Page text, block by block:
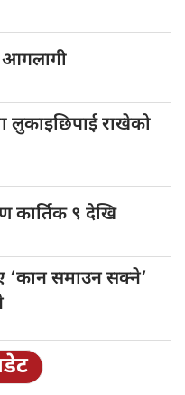
आगलागी
लुकाइछिपाई राखेको
कार्तिक ९ देखि
‘कान समाउन सक्ने’